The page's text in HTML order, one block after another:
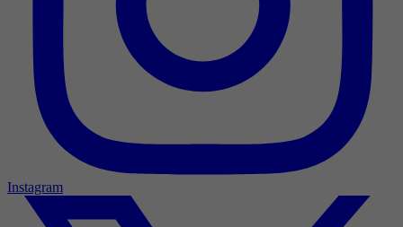
Instagram